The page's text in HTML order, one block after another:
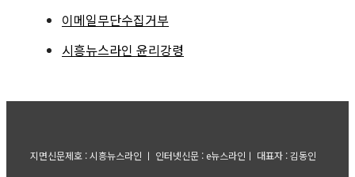
이메일무단수집거부
시흥뉴스라인 윤리강령
지면신문제호 : 시흥뉴스라인 ㅣ 인터넷신문 : e뉴스라인ㅣ 대표자 : 김동인